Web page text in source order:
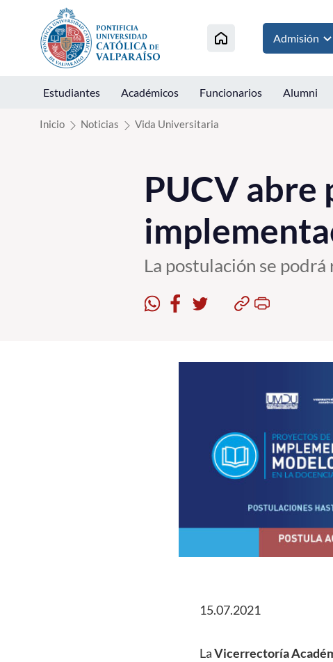
Click acá para ir directamente al contenido
Admisión
Estudiantes Académicos Funcionarios Alumni
Inicio Noticias Vida Universitaria
PUCV abre
La postulación se
15.07.2021
LaVicerrectoría